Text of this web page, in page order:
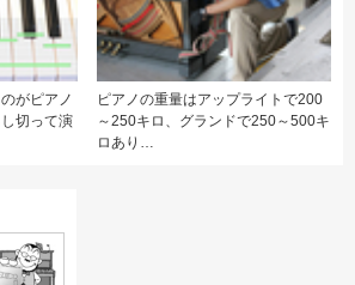
がピアノ
切って演
ピアノの重量はアップライトで200
～250キロ、グランドで250～500キ
ロあり…